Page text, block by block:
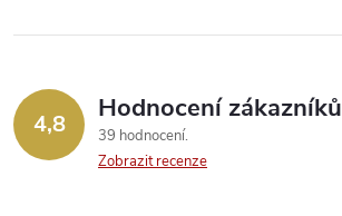
4,8 Hodnocení zákazníků
39 hodnocení
Zobrazit recenze